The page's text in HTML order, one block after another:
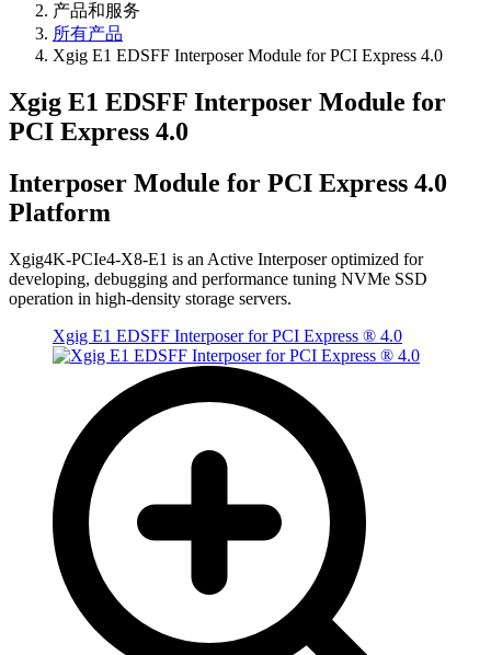
产品和服务
所有产品
Xgig E1 EDSFF Interposer Module for PCI Express 4.0
Xgig E1 EDSFF Interposer Module for
PCI Express 4.0
Interposer Module for PCI Express 4.0
Platform
Xgig4K-PCIe4-X8-E1 is an Active Interposer optimized for
developing, debugging and performance tuning NVMe SSD
operation in high-density storage servers.
Xgig E1 EDSFF Interposer for PCI Express ® 4.0